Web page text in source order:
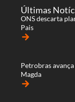
Últimas
ONS descarta
Pais
arrow_forward
Petrobras
Magda
arrow_forward